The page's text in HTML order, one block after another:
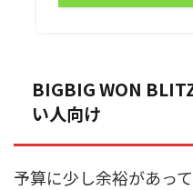
BIGBIG WON
い人向け
予算に少し余裕があっ